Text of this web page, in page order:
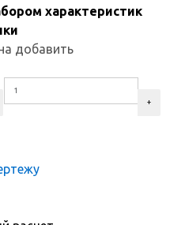
характеристик
добавить